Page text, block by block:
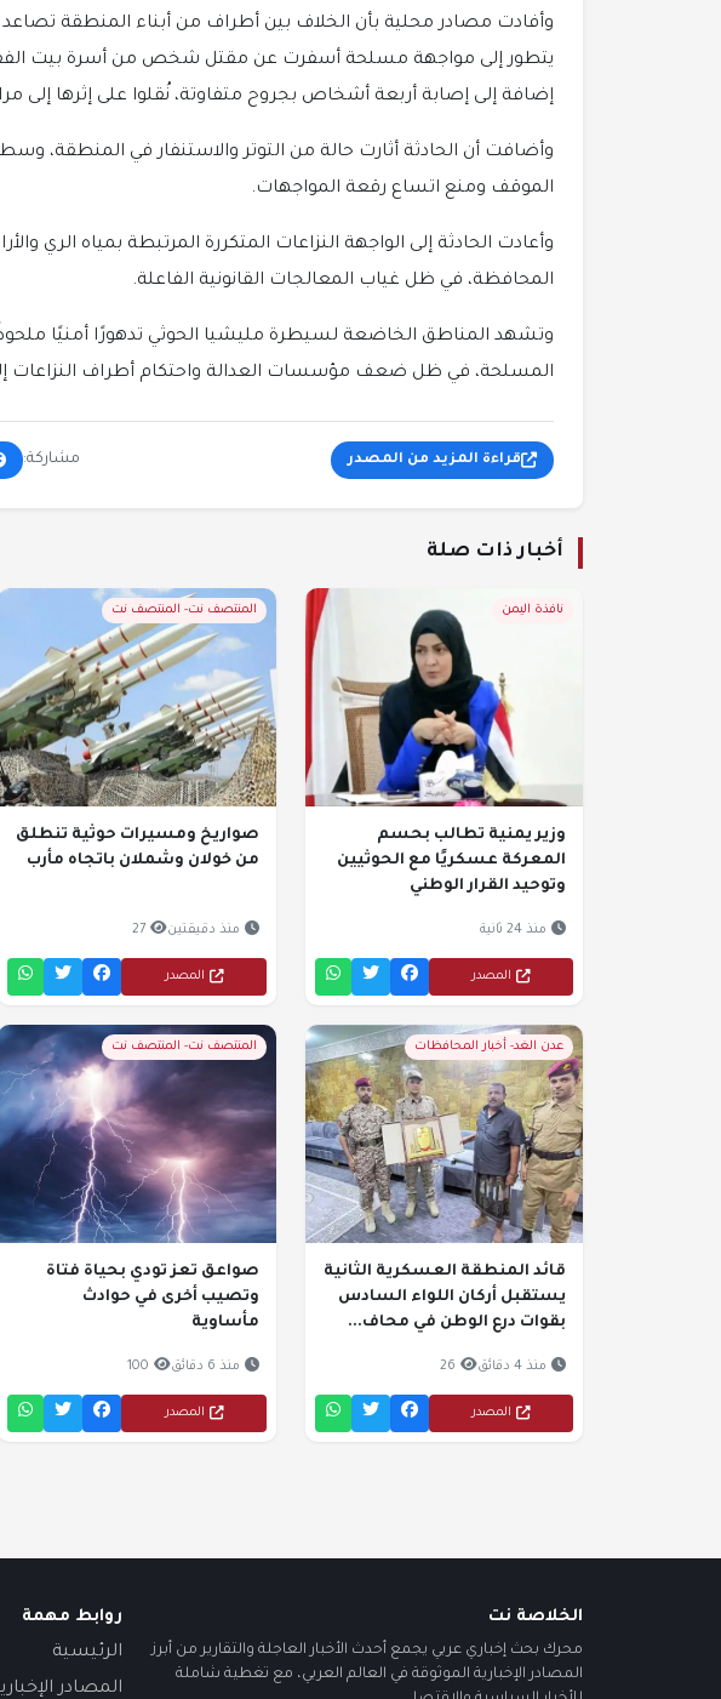
وأفادت مصادر محلية بأن الخلاف بين أطراف من أبناء المنطقة
يتطور إلى مواجهة مسلحة أسفرت عن مقتل شخص من أسرة بيت
إضافة إلى إصابة أربعة أشخاص بجروح متفاوتة، نُقلوا على إثرها إلى
وأضافت أن الحادثة أثارت حالة من التوتر والاستنفار في المنطقة،
الموقف ومنع اتساع رقعة المواجهات.
وأعادت الحادثة إلى الواجهة النزاعات المتكررة المرتبطة بمياه الري
المحافظة، في ظل غياب المعالجات القانونية الفاعلة.
وتشهد المناطق الخاضعة لسيطرة مليشيا الحوثي تدهورًا أمنيًا
المسلحة، في ظل ضعف مؤسسات العدالة واحتكام أطراف النزاعات
قراءة المزيد من المصدر مشاركة:
أخبار ذات صلة
نافذة اليمن
وزير يمنية تطالب بحسم
المعركة عسكريًا مع الحوثيين
وتوحيد القرار الوطني
منذ 24 ثانية
المصدر
المنتصف نت- المنتصف نت
صواريخ ومسيرات حوثية تنطلق
من خولان وشملان باتجاه مأرب
منذ دقيقتين 27
المصدر
عدن الغد- أخبار المحافظات
قائد المنطقة العسكرية الثانية
يستقبل أركان اللواء السادس
بقوات درع الوطن في محاف...
منذ 4 دقائق 26
المصدر
المنتصف نت- المنتصف نت
صواعق تعز تودي بحياة فتاة
وتصيب أخرى في حوادث
مأساوية
منذ 6 دقائق 100
المصدر
الخلاصة نت
محرك بحث إخباري عربي يجمع أحدث الأخبار العاجلة والتقارير من أبرز
المصادر الإخبارية الموثوقة في العالم العربي، مع تغطية شاملة
روابط مهمة
الرئيسية
المصادر